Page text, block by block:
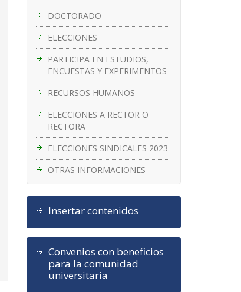
DOCTORADO
ELECCIONES
PARTICIPA EN ESTUDIOS,
ENCUESTAS Y EXPERIMENTOS
RECURSOS HUMANOS
ELECCIONES A RECTOR O
RECTORA
ELECCIONES SINDICALES 2023
OTRAS INFORMACIONES
Insertar contenidos
Convenios con beneficios
para la comunidad
universitaria